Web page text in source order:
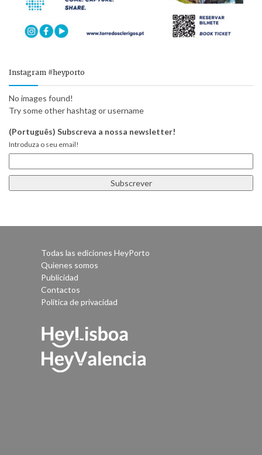
Instagram #heyporto
No images found!
Try some other hashtag or username
(Português) Subscreva a nossa newsletter!
Introduza o seu email!
Todas las ediciones HeyPorto
Quienes somos
Publicidad
Contactos
Política de privacidad